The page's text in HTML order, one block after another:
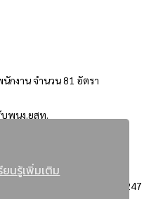
ยนรู้เพิ่มเติม
กงาน จำนวน 81 อัตรา
บพนง.ยสท.
3247